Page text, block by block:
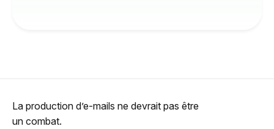
La production d’e-mails ne devrait pas être
un combat.